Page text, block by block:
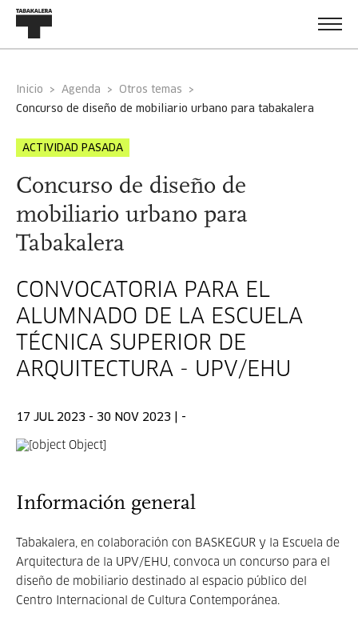
Inicio Agenda
Otros temas
concurso de diseño de mobiliario urbano para tabakalera
ACTIVIDAD PASADA
Concurso de diseño de
mobiliario urbano para
Tabakalera
CONVOCATORIA PARA EL
ALUMNADO DE LA ESCUELA
TÉCNICA SUPERIOR DE
ARQUITECTURA - UPV/EHU
17 JUL 2023 - 30 NOV 2023 | -
Información general
Tabakalera, en colaboración con BASKEGUR y la Escuela de
Arquitectura de la UPV/EHU, convoca un concurso para el
diseño de mobiliario destinado al espacio público del
Centro Internacional de Cultura Contemporánea.